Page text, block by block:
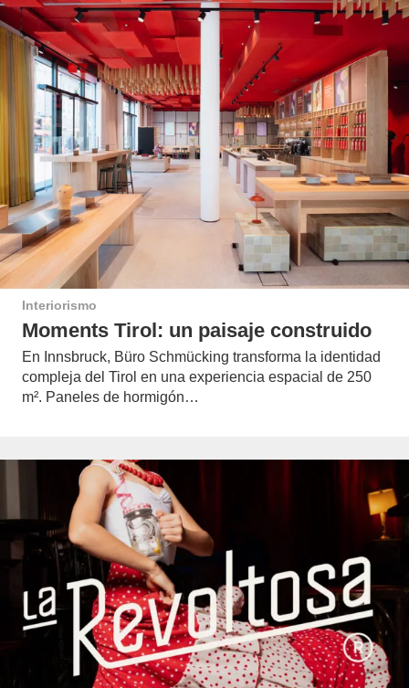
Interiorismo
Moments Tirol: un paisaje construido
En Innsbruck, Büro Schmücking transforma la identidad
compleja del Tirol en una experiencia espacial de 250
m². Paneles de hormigón…